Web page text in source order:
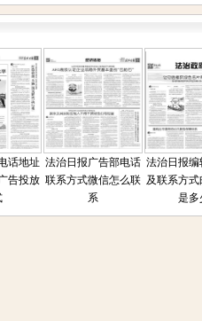
地址
投放
法治日报广告部电话
联系方式微信怎么联
法治日报编辑
及联系方式邮
是多少